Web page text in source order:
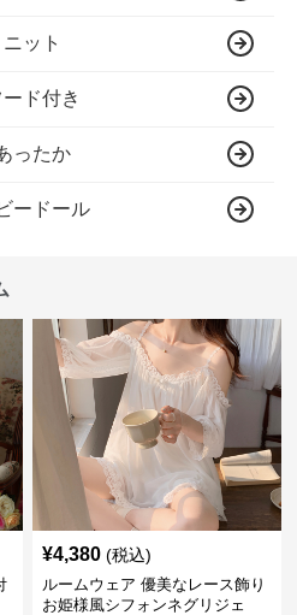
ニット
ード付き
ったか
ードール
¥4,380 (税込)
ルームウェア 優美なレース飾り
お姫様風シフォンネグリジェ